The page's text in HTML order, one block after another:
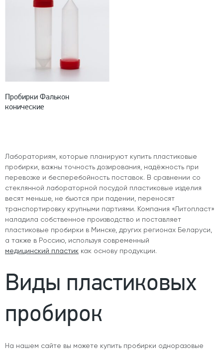
Пробирки Фалькон
конические
Лабораториям, которые планируют купить пластиковые
пробирки , важны точность дозирования, надёжность при
перевозке и бесперебойность поставок. В сравнении со
стеклянной лабораторной посудой пластиковые изделия
весят меньше, не бьются при падении, переносят
транспортировку крупными партиями. Компания «Литопласт»
наладила собственное производство и поставляет
пластиковые пробирки в Минске , других регионах Беларуси,
а также в Россию, используя современный
медицинский пластик как основу продукции.
Виды пластиковых
пробирок
На нашем сайте вы можете купить пробирки одноразовые